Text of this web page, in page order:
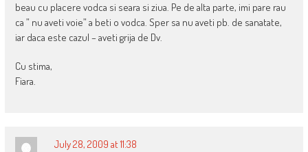
beau cu placere vodca si seara si ziua. Pe de alta parte, imi pare rau
ca ” nu aveti voie” a beti o vodca. Sper sa nu aveti pb. de sanatate,
iar daca este cazul – aveti grija de Dv.
Cu stima,
Fiara.
July 28, 2009 at 11:38